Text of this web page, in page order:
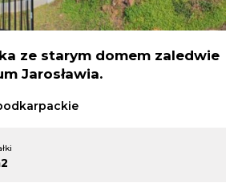
ze starym domem zaledwie
Jarosławia.